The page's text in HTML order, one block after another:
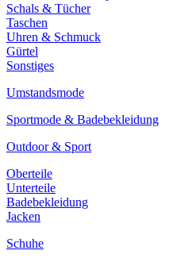
Schals & Tücher
Taschen
Uhren & Schmuck
Gürtel
Sonstiges
Umstandsmode
Sportmode & Badebekleidung
Outdoor & Sport
Oberteile
Unterteile
Badebekleidung
Jacken
Schuhe